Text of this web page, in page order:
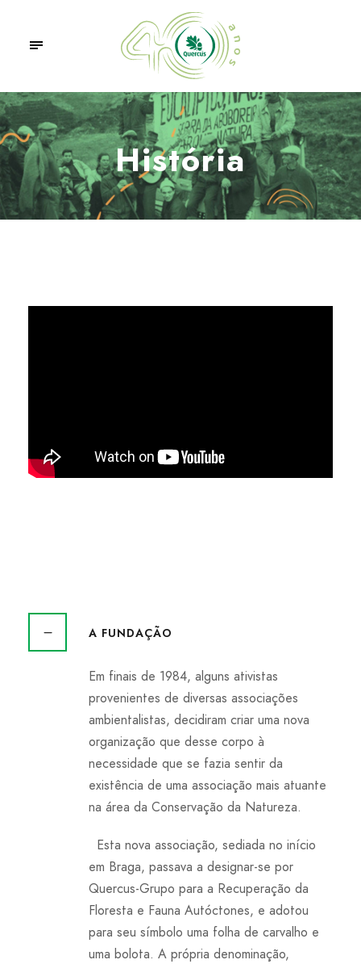
História
A FUNDAÇÃO
Em finais de 1984, alguns ativistas
provenientes de diversas associações
ambientalistas, decidiram criar uma nova
organização que desse corpo à
necessidade que se fazia sentir da
existência de uma associação mais atuante
na área da Conservação da Natureza.
Esta nova associação, sediada no início
em Braga, passava a designar-se por
Quercus-Grupo para a Recuperação da
Floresta e Fauna Autóctones, e adotou
para seu símbolo uma folha de carvalho e
uma bolota. A própria denominação,